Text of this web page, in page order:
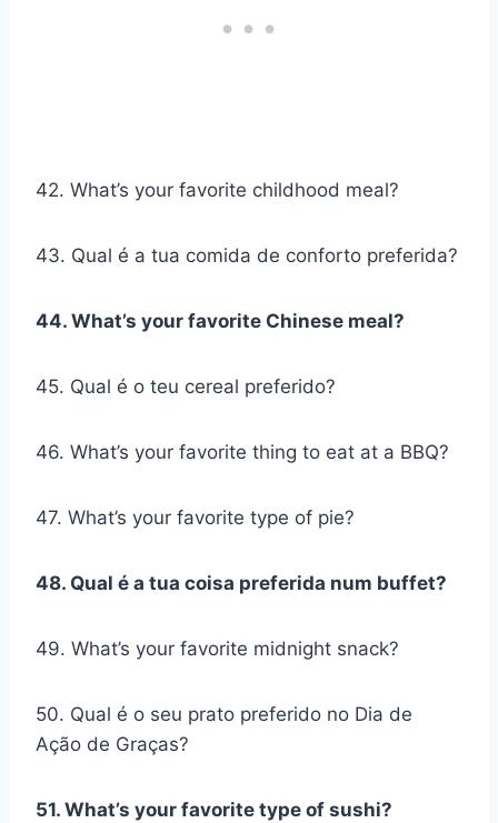
42. What’s your favorite childhood meal?
43. Qual é a tua comida de conforto preferida?
44. What’s your favorite Chinese meal?
45. Qual é o teu cereal preferido?
46. What’s your favorite thing to eat at a BBQ?
47. What’s your favorite type of pie?
48. Qual é a tua coisa preferida num buffet?
49. What’s your favorite midnight snack?
50. Qual é o seu prato preferido no Dia de
Ação de Graças?
51. What’s your favorite type of sushi?